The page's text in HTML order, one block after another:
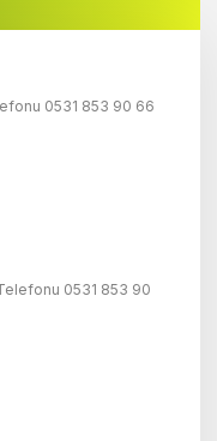
0531 853 90 66
0531 853 90